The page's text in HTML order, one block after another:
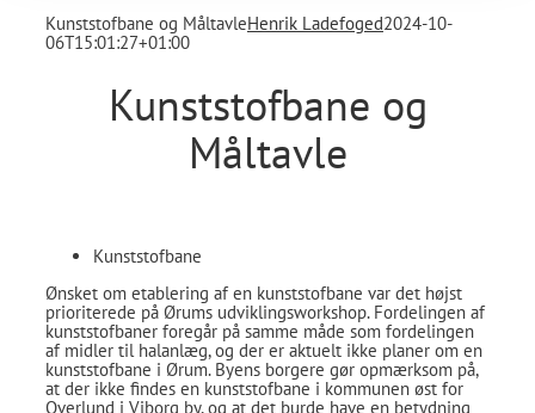
Kunststofbane og MåltavleHenrik Ladefoged2024-10-
06T15:01:27+01:00
Kunststofbane og
Måltavle
Kunststofbane
Ønsket om etablering af en kunststofbane var det højst
prioriterede på Ørums udviklingsworkshop. Fordelingen af
kunststofbaner foregår på samme måde som fordelingen
af midler til halanlæg, og der er aktuelt ikke planer om en
kunststofbane i Ørum. Byens borgere gør opmærksom på,
at der ikke findes en kunststofbane i kommunen øst for
Overlund i Viborg by, og at det burde have en betydning